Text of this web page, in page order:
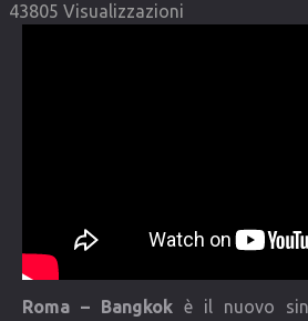
Lista degli utenti
43805 Visualizzazioni
Roma – Bangkok è il nuovo